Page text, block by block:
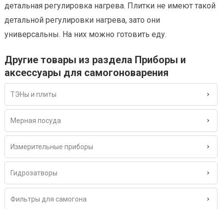
детальная регулировка нагрева. Плитки не имеют такой
детальной регулировки нагрева, зато они
универсальны. На них можно готовить еду.
Другие товары из раздела Приборы и
аксессуары для самогоноварения
ТЭНы и плиты
Мерная посуда
Измерительные приборы
Гидрозатворы
Фильтры для самогона